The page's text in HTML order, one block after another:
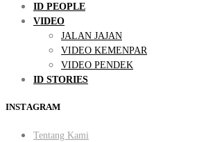
ID PEOPLE
VIDEO
JALAN JAJAN
VIDEO KEMENPAR
VIDEO PENDEK
ID STORIES
INSTAGRAM
Tentang Kami